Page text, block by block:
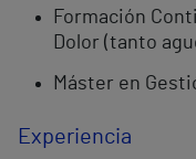
Formación
Dolor (tanto
Máster en
Experiencia